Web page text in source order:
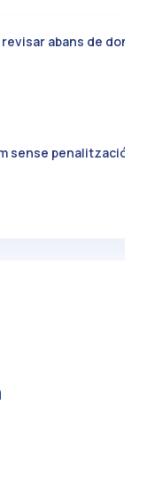
revisar abans de
sense penalització: